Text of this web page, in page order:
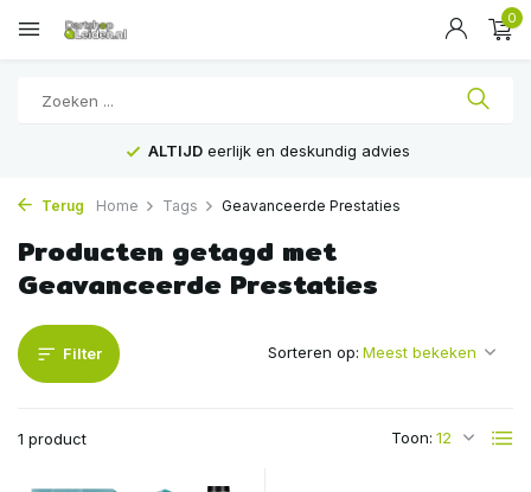
0
ALTIJD eerlijk en deskundig advies
Terug Home Tags Geavanceerde Prestaties
Producten getagd met
Geavanceerde Prestaties
Filter
1 product Toon:
Sorteren op: